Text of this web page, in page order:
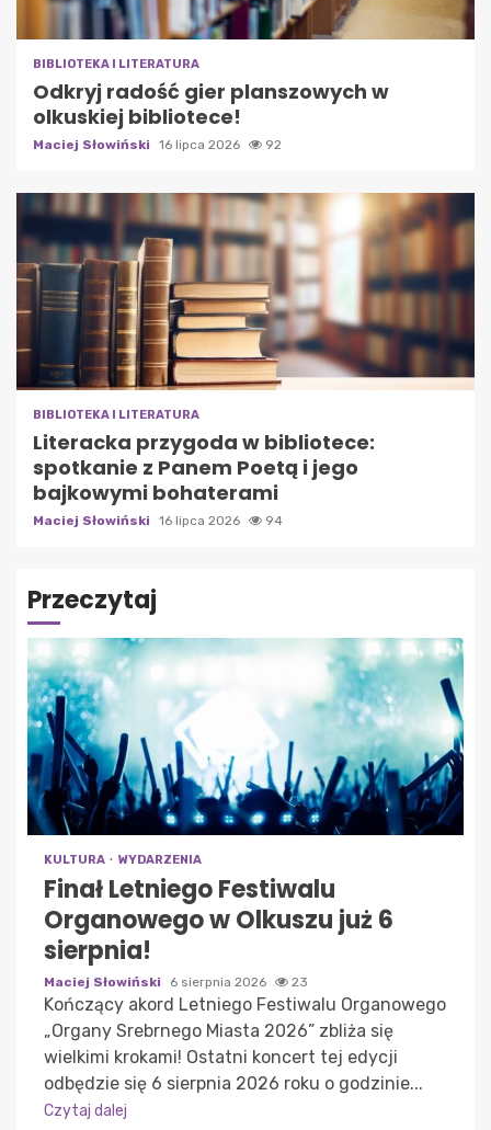
BIBLIOTEKA I LITERATURA
Odkryj radość gier planszowych w
olkuskiej bibliotece!
Maciej Słowiński 16 lipca 2026 92
BIBLIOTEKA I LITERATURA
Literacka przygoda w bibliotece:
spotkanie z Panem Poetą i jego
bajkowymi bohaterami
Maciej Słowiński 16 lipca 2026 94
Przeczytaj
KULTURA WYDARZENIA
Finał Letniego Festiwalu
Organowego w Olkuszu już 6
sierpnia!
Maciej Słowiński 6 sierpnia 2026 23
Kończący akord Letniego Festiwalu Organowego
„Organy Srebrnego Miasta 2026” zbliża się
wielkimi krokami! Ostatni koncert tej edycji
odbędzie się 6 sierpnia 2026 roku o godzinie...
Czytaj dalej